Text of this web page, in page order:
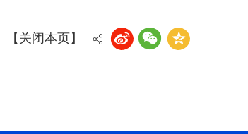
【关闭本页】